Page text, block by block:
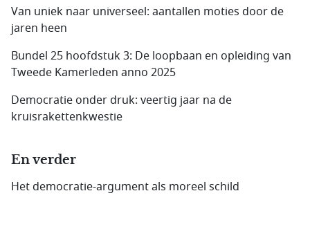
Van uniek naar universeel: aantallen moties door de
jaren heen
Bundel 25 hoofdstuk 3: De loopbaan en opleiding van
Tweede Kamerleden anno 2025
Democratie onder druk: veertig jaar na de
kruisrakettenkwestie
En verder
Het democratie-argument als moreel schild